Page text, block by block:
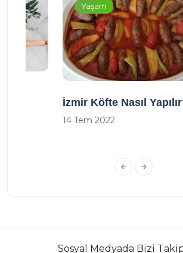
Yaşam
İzmir Köfte Nasıl
14 Tem 2022
Sosyal Medyada Bizi